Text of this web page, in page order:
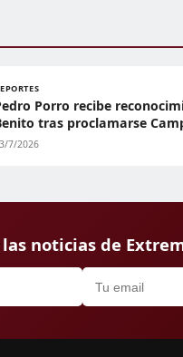
Porro recibe
tras proclamarse
7/2026
las noticias de